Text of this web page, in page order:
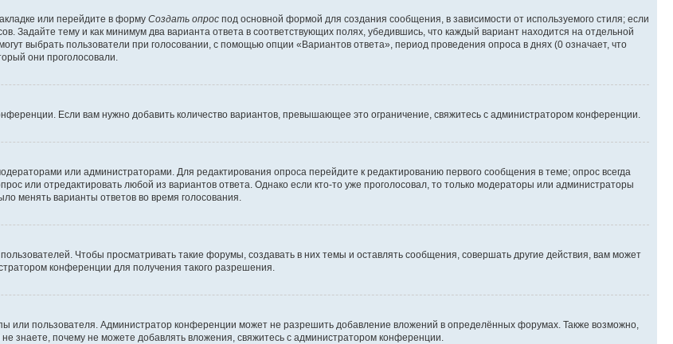
или перейдите в форму Создать опрос под основной формой для создания сообщения, в зависимости от используемого стиля; если
Задайте тему и как минимум два варианта ответа в соответствующих полях, убедившись, что каждый вариант находится на отдельной
выбрать пользователи при голосовании, с помощью опции «Вариантов ответа», период проведения опроса в днях (0 означает, что
они проголосовали.
Если вам нужно добавить количество вариантов, превышающее это ограничение, свяжитесь с администратором конференции.
или администраторами. Для редактирования опроса перейдите к редактированию первого сообщения в теме; опрос всегда
или отредактировать любой из вариантов ответа. Однако если кто-то уже проголосовал, то только модераторы или администраторы
менять варианты ответов во время голосования.
Чтобы просматривать такие форумы, создавать в них темы и оставлять сообщения, совершать другие действия, вам может
конференции для получения такого разрешения.
или пользователя. Администратор конференции может не разрешить добавление вложений в определённых форумах. Также возможно,
знаете, почему не можете добавлять вложения, свяжитесь с администратором конференции.